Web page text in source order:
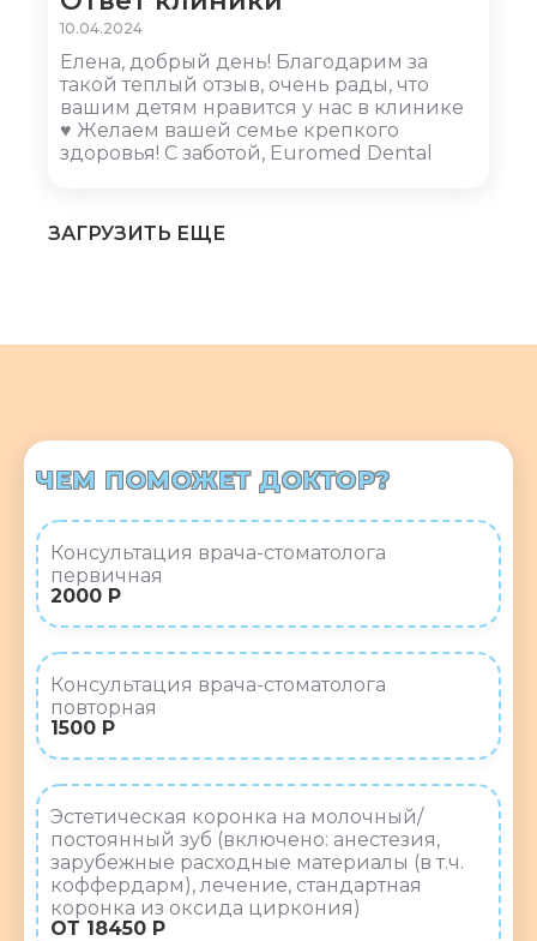
10.04.2024
Елена, добрый день! Благодарим за
такой теплый отзыв, очень рады, что
вашим детям нравится у нас в клинике
♥ Желаем вашей семье крепкого
здоровья! С заботой, Euromed Dental
ЗАГРУЗИТЬ ЕЩЕ
ЧЕМ ПОМОЖЕТ ДОКТОР?
Консультация врача-стоматолога
первичная
2000 Р
Консультация врача-стоматолога
повторная
1500 Р
Эстетическая коронка на молочный/
постоянный зуб (включено: анестезия,
зарубежные расходные материалы (в т.ч.
коффердарм), лечение, стандартная
коронка из оксида циркония)
ОТ 18450 Р